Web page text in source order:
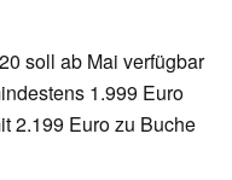
soll ab Mai verfügbar
1.999 Euro
2.199 Euro zu Buche